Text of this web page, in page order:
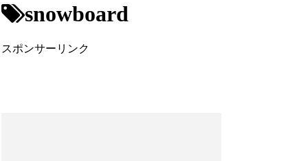
snowboard
スポンサーリンク